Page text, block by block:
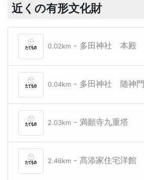
近くの有形文化財
0.02km - 多田神社 本殿
0.04km - 多田神社 随神門
2.03km - 満願寺九重塔
2.46km - 髙添家住宅洋館